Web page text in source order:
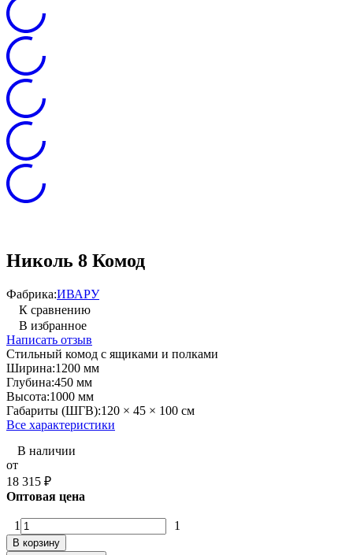
Николь 8 Комод
Фабрика:ИВАРУ
К сравнению
В избранное
Написать отзыв
Стильный комод с ящиками и полками
Ширина:1200 мм
Глубина:450 мм
Высота:1000 мм
Габариты (ШГВ):120 × 45 × 100 см
Все характеристики
В наличии
от
18 315 ₽
Оптовая цена
1 1
В корзину